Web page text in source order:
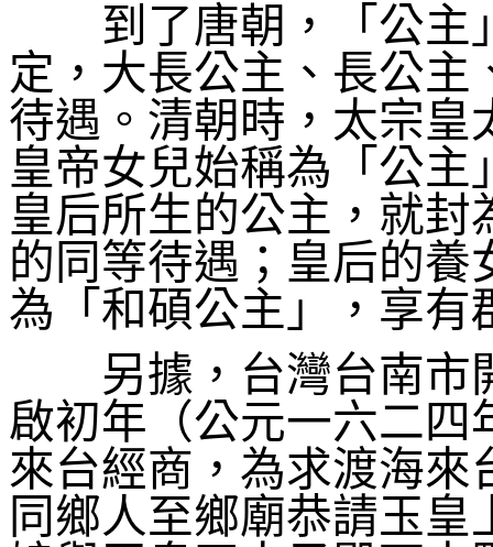
到了唐朝，「公主
定，大長公主、長公
待遇。清朝時，太宗皇
皇帝女兒始稱為「公
皇后所生的公主，就
的同等待遇；皇后的
為「和碩公主」，享有
另據，台灣台南市
啟初年（公元一六二四
來台經商，為求渡海來
同鄉人至鄉廟恭請玉